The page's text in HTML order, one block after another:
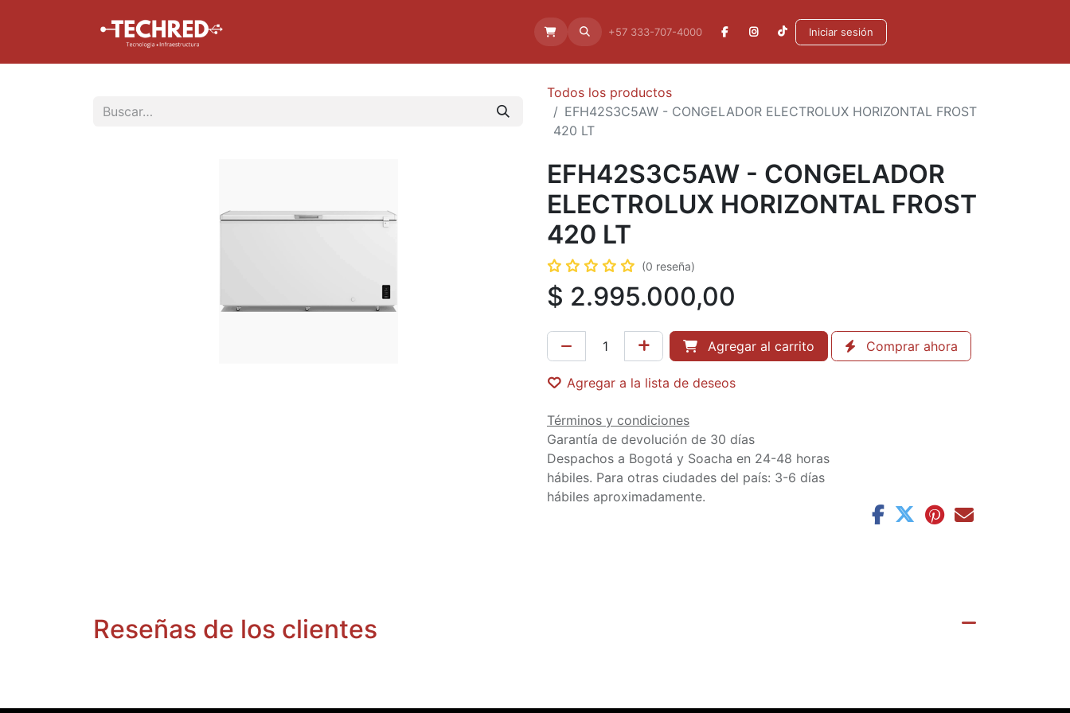
Aliados +57 333-707-4000 Iniciar sesión
Todos los productos
EFH42S3C5AW - CONGELADOR ELECTROLUX HORIZONTAL FROST
420 LT
EFH42S3C5AW - CONGELADOR
ELECTROLUX HORIZONTAL FROST
420 LT
(0 reseña)
$ 2.995.000,00
Agregar al carrito Comprar ahora
Agregar a la lista de deseos
Términos y condiciones
Garantía de devolución de 30 días
Despachos a Bogotá y Soacha en 24-48 horas
hábiles. Para otras ciudades del país: 3-6 días
hábiles aproximadamente.
Reseñas de los clientes